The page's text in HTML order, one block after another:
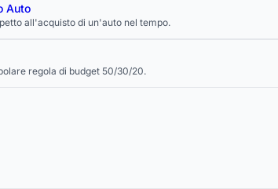
Auto
all'acquisto di un'auto nel tempo.
regola di budget 50/30/20.